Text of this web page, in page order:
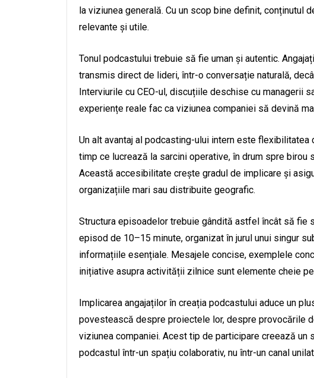
la viziunea generală. Cu un scop bine definit, conținutul
relevante și utile.
Tonul podcastului trebuie să fie uman și autentic.
transmis direct de lideri, într-o conversație naturală,
Interviurile cu CEO-ul, discuțiile deschise cu managerii
experiențe reale fac ca viziunea companiei să devină
Un alt avantaj al podcasting-ului intern este
timp ce lucrează la sarcini operative, în drum spre birou
Această accesibilitate crește gradul de implicare și
organizațiile mari sau distribuite geografic.
Structura episoadelor trebuie gândită astfel încât să fie
episod de 10–15 minute, organizat în jurul unui singur
informațiile esențiale. Mesajele concise, exemplele
inițiative asupra activității zilnice sunt elemente cheie
Implicarea angajaților în creația podcastului aduce un
povestească despre proiectele lor, despre provocările
viziunea companiei. Acest tip de participare creează un
podcastul într-un spațiu colaborativ, nu într-un canal